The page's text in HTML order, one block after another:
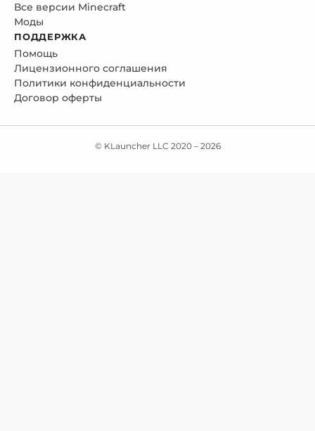
Все версии Minecraft
Моды
ПОДДЕРЖКА
Помощь
Лицензионного соглашения
Политики конфиденциальности
Договор оферты
© KLauncher LLC 2020 – 2026